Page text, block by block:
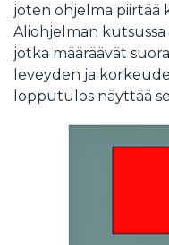
joten ohjelma piirtää
Aliohjelman
jotka määräävät
leveyden ja
lopputulos näyttää